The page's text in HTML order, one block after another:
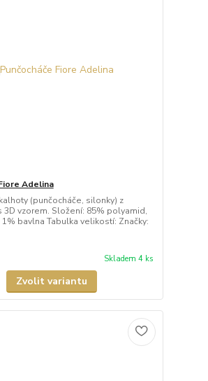
Adelina
(punčocháče, silonky) z
3D vzorem. Složení: 85% polyamid,
bavlna Tabulka velikostí: Značky:
Skladem 4 ks
Zvolit variantu